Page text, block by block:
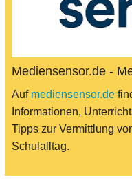
Mediensensor.de -
Auf mediensensor.de
Informationen,
Tipps zur Vermittlung
Schulalltag.